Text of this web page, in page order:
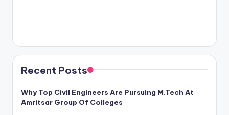
Recent Posts
Why Top Civil Engineers Are Pursuing M.Tech At
Amritsar Group Of Colleges